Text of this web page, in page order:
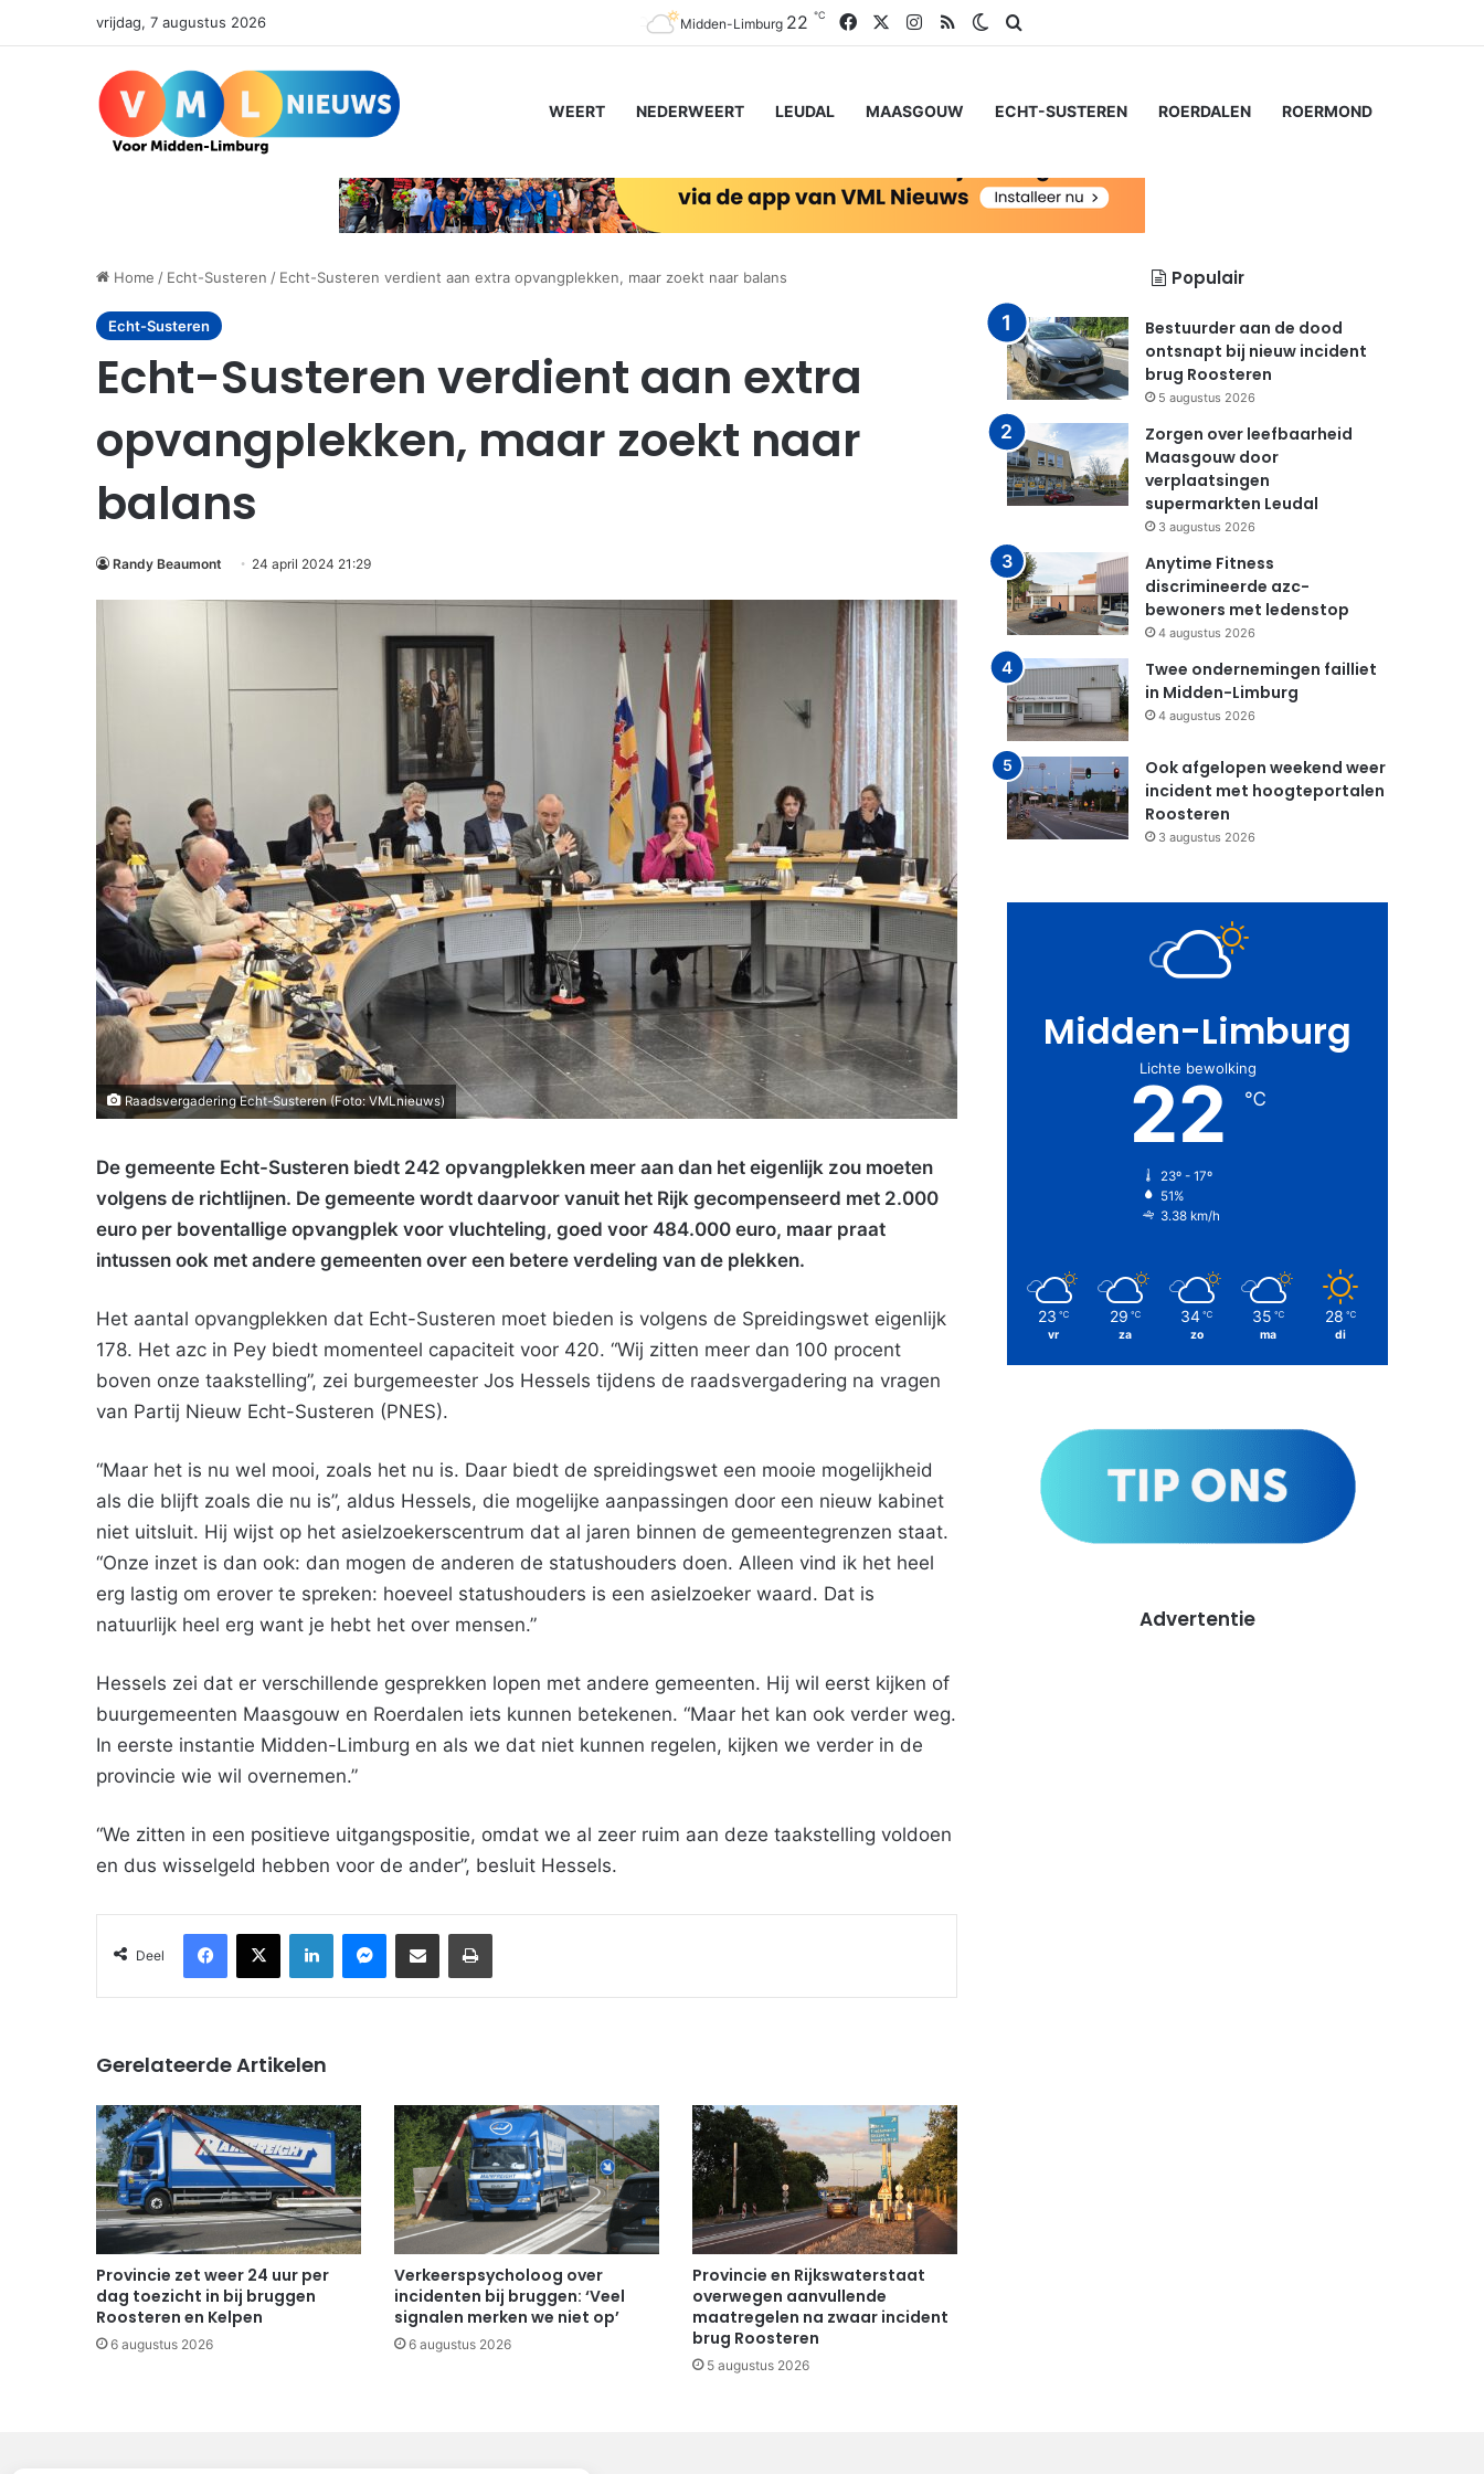
vrijdag, 7 augustus 2026 Midden-Limburg 22 ℃ FacebookInstagram
RSS Switch skin
WEERT NEDERWEERT LEUDAL MAASGOUW ECHT-SUSTEREN ROERDALEN ROERMOND
Home / Echt-Susteren / Echt-Susteren verdient aan extra opvangplekken, maar zoekt naar balans
Echt-Susteren
Echt-Susteren verdient aan extra
opvangplekken, maar zoekt naar
balans
Randy Beaumont 24 april 2024 21:29
Raadsvergadering Echt-Susteren (Foto: VMLnieuws)
De gemeente Echt-Susteren biedt 242 opvangplekken meer aan dan het eigenlijk zou moeten
volgens de richtlijnen. De gemeente wordt daarvoor vanuit het Rijk gecompenseerd met 2.000
euro per boventallige opvangplek voor vluchteling, goed voor 484.000 euro, maar praat
intussen ook met andere gemeenten over een betere verdeling van de plekken.
Het aantal opvangplekken dat Echt-Susteren moet bieden is volgens de Spreidingswet eigenlijk
178. Het azc in Pey biedt momenteel capaciteit voor 420. “Wij zitten meer dan 100 procent
boven onze taakstelling”, zei burgemeester Jos Hessels tijdens de raadsvergadering na vragen
van Partij Nieuw Echt-Susteren (PNES).
“Maar het is nu wel mooi, zoals het nu is. Daar biedt de spreidingswet een mooie mogelijkheid
als die blijft zoals die nu is”, aldus Hessels, die mogelijke aanpassingen door een nieuw kabinet
niet uitsluit. Hij wijst op het asielzoekerscentrum dat al jaren binnen de gemeentegrenzen staat.
“Onze inzet is dan ook: dan mogen de anderen de statushouders doen. Alleen vind ik het heel
erg lastig om erover te spreken: hoeveel statushouders is een asielzoeker waard. Dat is
natuurlijk heel erg want je hebt het over mensen.”
Hessels zei dat er verschillende gesprekken lopen met andere gemeenten. Hij wil eerst kijken of
buurgemeenten Maasgouw en Roerdalen iets kunnen betekenen. “Maar het kan ook verder weg.
In eerste instantie Midden-Limburg en als we dat niet kunnen regelen, kijken we verder in de
provincie wie wil overnemen.”
“We zitten in een positieve uitgangspositie, omdat we al zeer ruim aan deze taakstelling voldoen
en dus wisselgeld hebben voor de ander”, besluit Hessels.
Deel
Facebook
X LinkedInMessenger
Deel via Email Print
Gerelateerde Artikelen
Provincie zet weer 24 uur per
dag toezicht in bij bruggen
Roosteren en Kelpen
6 augustus 2026
Verkeerspsycholoog over
incidenten bij bruggen: ‘Veel
signalen merken we niet op’
6 augustus 2026
Provincie en Rijkswaterstaat
overwegen aanvullende
maatregelen na zwaar incident
brug Roosteren
5 augustus 2026
Populair
Bestuurder aan de dood
ontsnapt bij nieuw incident
brug Roosteren
5 augustus 2026
Zorgen over leefbaarheid
Maasgouw door
verplaatsingen
supermarkten Leudal
3 augustus 2026
Anytime Fitness
discrimineerde azc-
bewoners met ledenstop
4 augustus 2026
Twee ondernemingen failliet
in Midden-Limburg
4 augustus 2026
Ook afgelopen weekend weer
incident met hoogteportalen
Roosteren
3 augustus 2026
Midden-Limburg
Lichte bewolking
22 ℃
23º - 17º
51%
3.38 km/h
23 ℃
vr
29 ℃
za
34 ℃
zo
35 ℃
ma
28 ℃
di
Advertentie